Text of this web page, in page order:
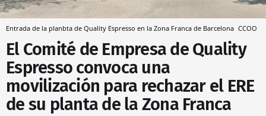
Entrada de la planbta de Quality Espresso en la Zona Franca de Barcelona CCOO
El Comité de Empresa de Quality
Espresso convoca una
movilización para rechazar el ERE
de su planta de la Zona Franca